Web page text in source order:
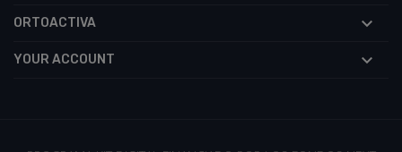
ORTOACTIVA 
YOUR ACCOUNT 